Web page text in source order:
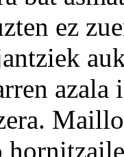
ez
azala